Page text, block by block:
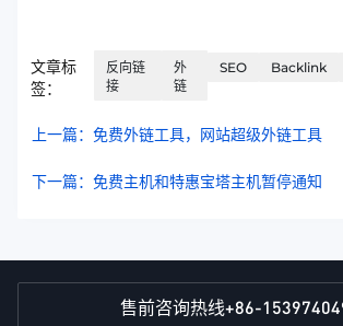
文章标
签：
反向链
接
外
链
SEO Backlink
上一篇：免费外链工具，网站超级外链工具
下一篇：免费主机和特惠宝塔主机暂停通知
售前咨询热线+86-